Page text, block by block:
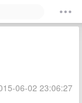
06-02 23:06:27